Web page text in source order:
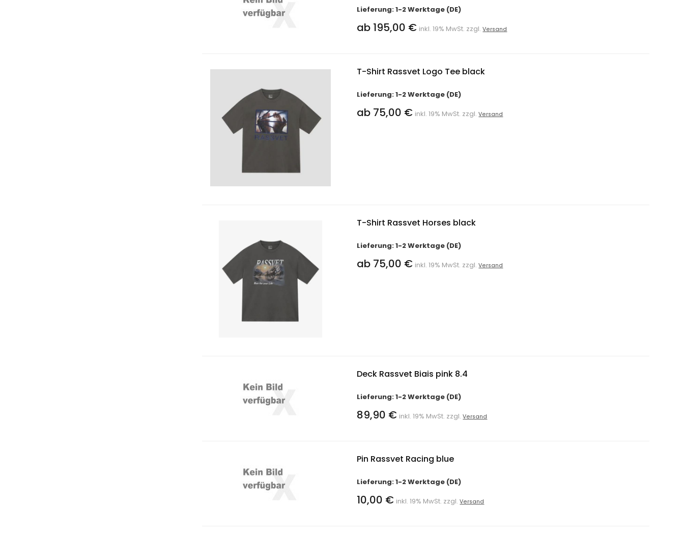
Lieferung: 1-2 Werktage (DE)
ab 195,00 € inkl. 19% MwSt. zzgl.Versand
T-Shirt Rassvet Logo Tee black
Lieferung: 1-2 Werktage (DE)
ab 75,00 € inkl. 19% MwSt. zzgl.Versand
T-Shirt Rassvet Horses black
Lieferung: 1-2 Werktage (DE)
ab 75,00 € inkl. 19% MwSt. zzgl.Versand
Deck Rassvet Biais pink 8.4
Lieferung: 1-2 Werktage (DE)
89,90 € inkl. 19% MwSt. zzgl.Versand
Pin Rassvet Racing blue
Lieferung: 1-2 Werktage (DE)
10,00 € inkl. 19% MwSt. zzgl.Versand